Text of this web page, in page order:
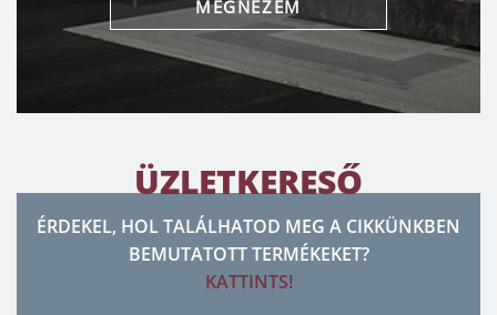
ÜZLETKERESŐ
ÉRDEKEL, HOL TALÁLHATOD MEG A CIKKÜNKBEN
BEMUTATOTT TERMÉKEKET?
KATTINTS!